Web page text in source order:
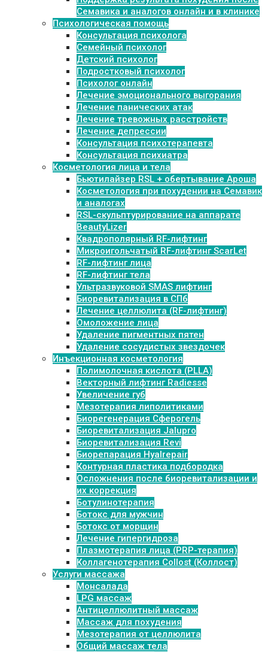
Семавика и аналогов онлайн и в клинике
Психологическая помощь
Консультация психолога
Семейный психолог
Детский психолог
Подростковый психолог
Психолог онлайн
Лечение эмоционального выгорания
Лечение панических атак
Лечение тревожных расстройств
Лечение депрессии
Консультация психотерапевта
Консультация психиатра
Косметология лица и тела
Бьютилайзер RSL + обертывание Ароша
Косметология при похудении на Семавик
и аналогах
RSL-скульптурирование на аппарате
BeautyLizer
Квадрополярный RF-лифтинг
Микроигольчатый RF-лифтинг ScarLet
RF-лифтинг лица
RF-лифтинг тела
Ультразвуковой SMAS лифтинг
Биоревитализация в СПб
Лечение целлюлита (RF-лифтинг)
Омоложение лица
Удаление пигментных пятен
Удаление сосудистых звездочек
Инъекционная косметология
Полимолочная кислота (PLLA)
Векторный лифтинг Radiesse
Увеличение губ
Мезотерапия липолитиками
Биорегенерация Сферогель
Биоревитализация Jalupro
Биоревитализация Revi
Биорепарация Hyalrepair
Контурная пластика подбородка
Осложнения после биоревитализации и
их коррекция
Ботулинотерапия
Ботокс для мужчин
Ботокс от морщин
Лечение гипергидроза
Плазмотерапия лица (PRP-терапия)
Коллагенотерапия Collost (Коллост)
Услуги массажа
Монсалада
LPG массаж
Антицеллюлитный массаж
Массаж для похудения
Мезотерапия от целлюлита
Общий массаж тела